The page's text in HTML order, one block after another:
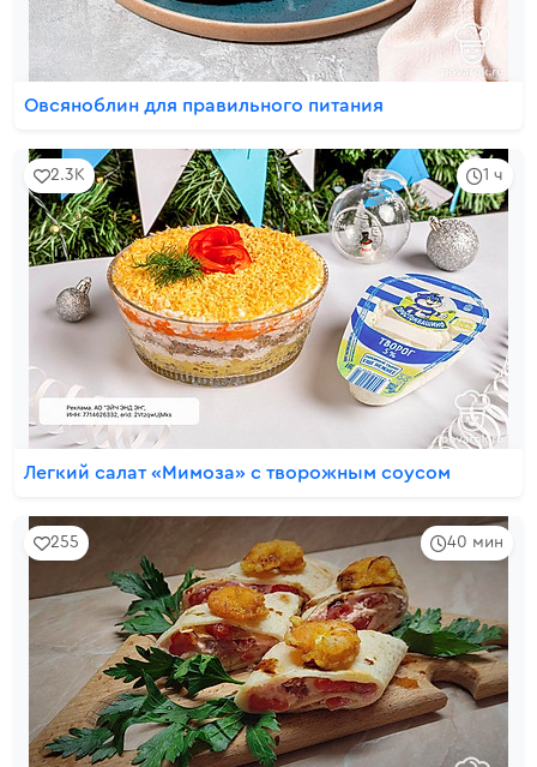
Овсяноблин для правильного питания
1 ч
2.3K
Легкий салат «Мимоза» с творожным соусом
40 мин
255